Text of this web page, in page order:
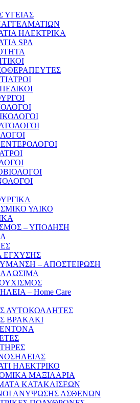
ΥΓΕΙΑΣ
ΗΛΕΚΤΡΙΚΑ
SPA
ΥΛΙΚΟ
– ΥΠΟΔΗΣΗ
ΕΓΧΥΣΗΣ
– ΑΠΟΣΤΕΙΡΩΣΗ
– Home Care
ΑΥΤΟΚΟΛΛΗΤΕΣ
ΒΡΑΚΑΚΙ
ΗΛΕΚΤΡΙΚΟ
ΜΑΞΙΛΑΡΙΑ
ΚΑΤΑΚΛΙΣΕΩΝ
ΑΝΥΨΩΣΗΣ ΑΣΘΕΝΩΝ